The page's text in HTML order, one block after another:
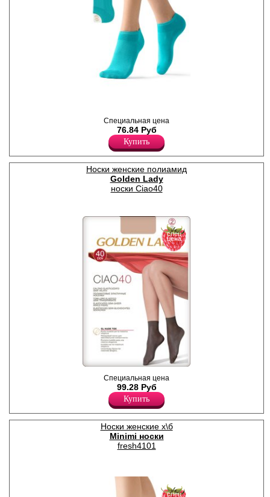
укороченные из хлопка.
Полиамид 15%
Хлопок 80%
Эластан 5%
Специальная цена
76.84 Руб
Купить
Носки женские полиамид
Golden Lady
носки Ciao40
Носочки женские
плотностью 40den, тонкие,
эластичные, полуматовые, с
широкой комфортной
резинкой, классических
оттенков. Обладают
прозрачной текстурой
плетения с гладким
шелковистым эффектом.
Невидимый прозрачный
обуви. Удобная и
комфортная модель на
каждый день. Идеально
спец
цена
Специальная цена
99.28 Руб
Купить
Носки женские х\б
Minimi носки
fresh4101
спец